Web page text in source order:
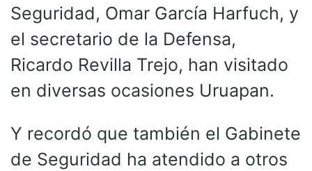
Seguridad, Omar García Harfuch, y
el secretario de la Defensa,
Ricardo Revilla Trejo, han visitado
en diversas ocasiones Uruapan.
Y recordó que también el Gabinete
de Seguridad ha atendido a otros